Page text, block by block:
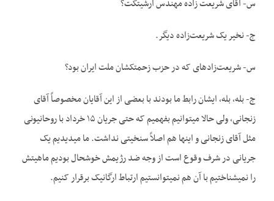
س- آقای شریعت زاده مهندس آرشیتکت؟
ج- نخیر یک شریعت‌زاده دیگر.
س- شریعت­‌زاده­ای که در حزب زحمتکشان ملت ایران بود؟
ج- بله، بله، ایشان رابط ما بودند با بعضی از این آقایان مخصوصاً آقای
زنجانی، ولی حالا می­توانیم بفهمیم که حتی جریان ۱۵ خرداد با روحانیونی
مثل آقای زنجانی و اینها هم اصلاً سنخیتی نداشت. ما می­دیدیم یک
جریانی در شرف وقوع است از وجه ضد رژیمش خوشحال بودیم ماهیتش
را نمی­شناختیم با آن هم نمی­توانستیم ارتباط ارگانیک برقرار کنیم.